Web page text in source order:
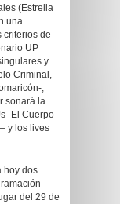
(Estrella
una
criterios de
UP
y
Criminal,
,
sonará la
-El Cuerpo
y los lives
hoy dos
del 29 de